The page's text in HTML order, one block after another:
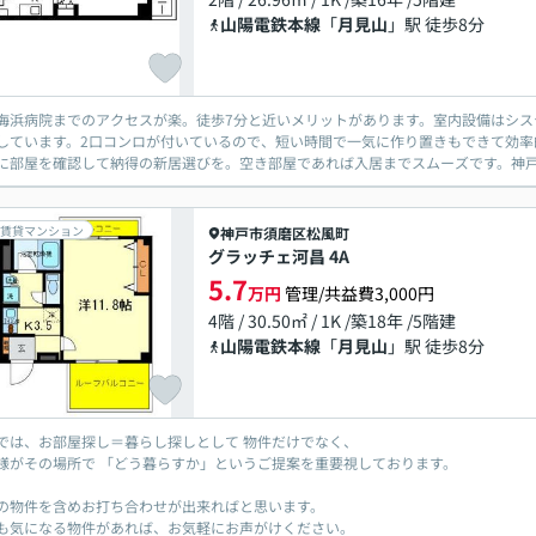
山陽電鉄本線 「月見山 」駅 徒歩8分
浜病院までのアクセスが楽。徒歩7分と近いメリットがあります。室内設備はシ
ています。2口コンロが付いているので、短い時間で一気に作り置きもできて効
部屋を確認して納得の新居選びを。空き部屋であれば入居までスムーズです。
賃貸マンション 神戸市須磨区松風町
グラッチェ河昌 4A
5.7万円 管理/共益費3,000円
4階 / 30.50㎡ / 1K /築18年 /5階建
山陽電鉄本線 「月見山 」駅 徒歩8分
は、お部屋探し＝暮らし探しとして 物件だけでなく、
がその場所で 「どう暮らすか」というご提案を重要視しております。
物件を含めお打ち合わせが出来ればと思います。
気になる物件があれば、お気軽にお声がけください。